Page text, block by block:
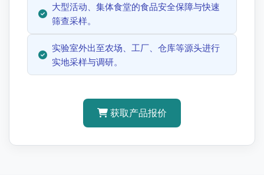
大型活动、集体食堂的食品安全保障与快速
筛查采样。
实验室外出至农场、工厂、仓库等源头进行
实地采样与调研。
获取产品报价